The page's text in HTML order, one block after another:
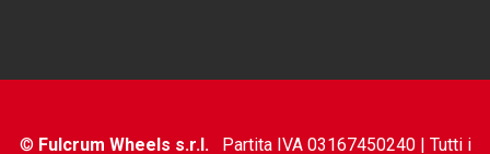
© Fulcrum Wheels s.r.l. Partita IVA 03167450240 | Tutti i